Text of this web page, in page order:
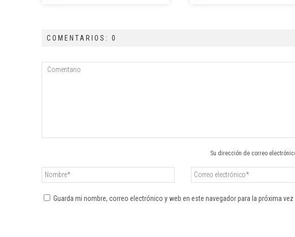
COMENTARIOS: 0
Su dirección de correo
Guarda mi nombre, correo electrónico y web en este navegador para la próxima